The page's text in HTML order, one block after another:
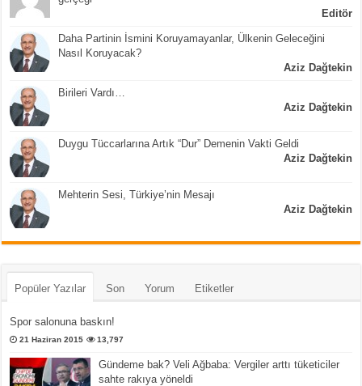
Editör
Daha Partinin İsmini Koruyamayanlar, Ülkenin Geleceğini
Nasıl Koruyacak?
Aziz Dağtekin
Birileri Vardı…
Aziz Dağtekin
Duygu Tüccarlarına Artık “Dur” Demenin Vakti Geldi
Aziz Dağtekin
Mehterin Sesi, Türkiye’nin Mesajı
Aziz Dağtekin
Popüler Yazılar Son Yorum Etiketler
Spor salonuna baskın!
21 Haziran 2015 13,797
Gündeme bak? Veli Ağbaba: Vergiler arttı tüketiciler
sahte rakıya yöneldi